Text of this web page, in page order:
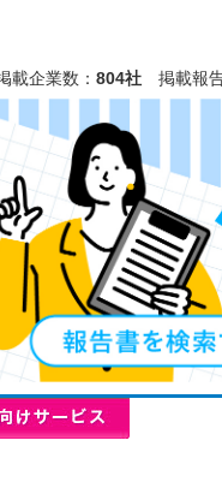
載企業数： 804社 掲載報